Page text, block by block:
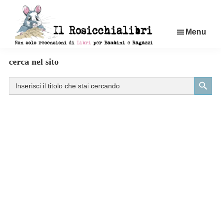
contenuto
di
libri
per
Menu
cerca nel sito
Search
for:
Search Button